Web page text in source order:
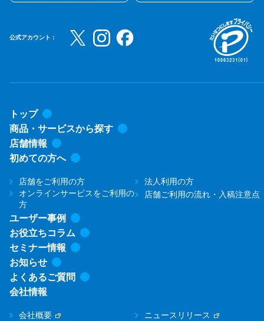
公式アカウント：
トップ
商品・サービスから探す
店舗情報
初めての方へ
店舗をご利用の方
法人利用の方
オンラインサービスをご利用の
方
店舗ご利用の流れ・入稿注意点
ユーザー事例
お役立ちコラム
セミナー情報
お知らせ
よくあるご質問
会社情報
会社概要
ニュースリリース